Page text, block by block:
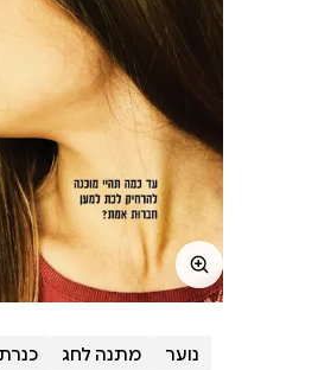
נוער מתנה לחג